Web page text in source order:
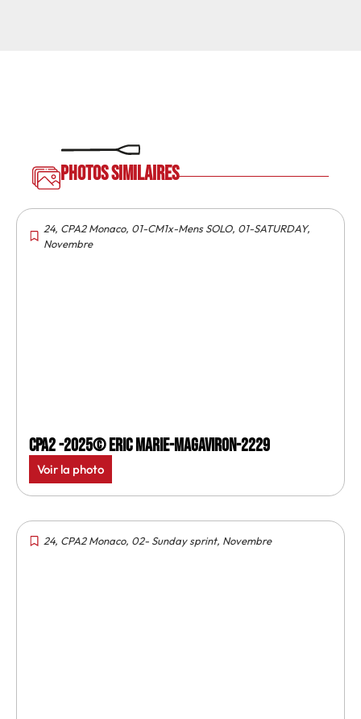
Photos similaires
24, CPA2 Monaco, 01-CM1x-Mens SOLO, 01-SATURDAY,
Novembre
CPA2 -2025© Eric Marie-MagAviron-2229
Voir la photo
24, CPA2 Monaco, 02- Sunday sprint, Novembre